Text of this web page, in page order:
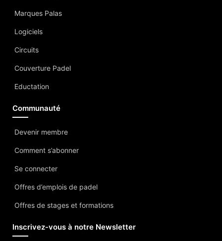
Marques Palas
Logiciels
Circuits
Couverture Padel
Eductation
Communauté
Devenir membre
Comment s’abonner
Se connecter
Offres d’emplois de padel
Offres de stages et formations
Inscrivez-vous à notre Newsletter